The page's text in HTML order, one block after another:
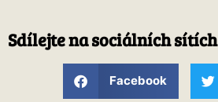
Sdílejte na sociálních sítích
Facebook